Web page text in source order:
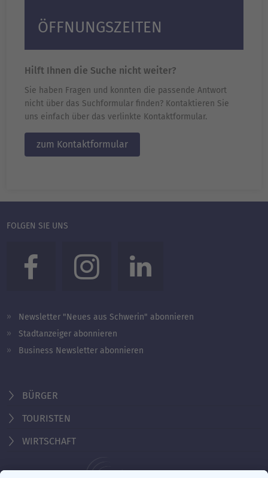
ÖFFNUNGSZEITEN
Hilft Ihnen die Suche nicht weiter?
Sie haben Fragen und konnten die passende Antwort
nicht über das Suchformular finden? Kontaktieren Sie
uns einfach über das verlinkte Kontaktformular.
zum Kontaktformular
FOLGEN SIE UNS
Newsletter "Neues aus Schwerin" abonnieren
Stadtanzeiger abonnieren
Business Newsletter abonnieren
BÜRGER
TOURISTEN
WIRTSCHAFT